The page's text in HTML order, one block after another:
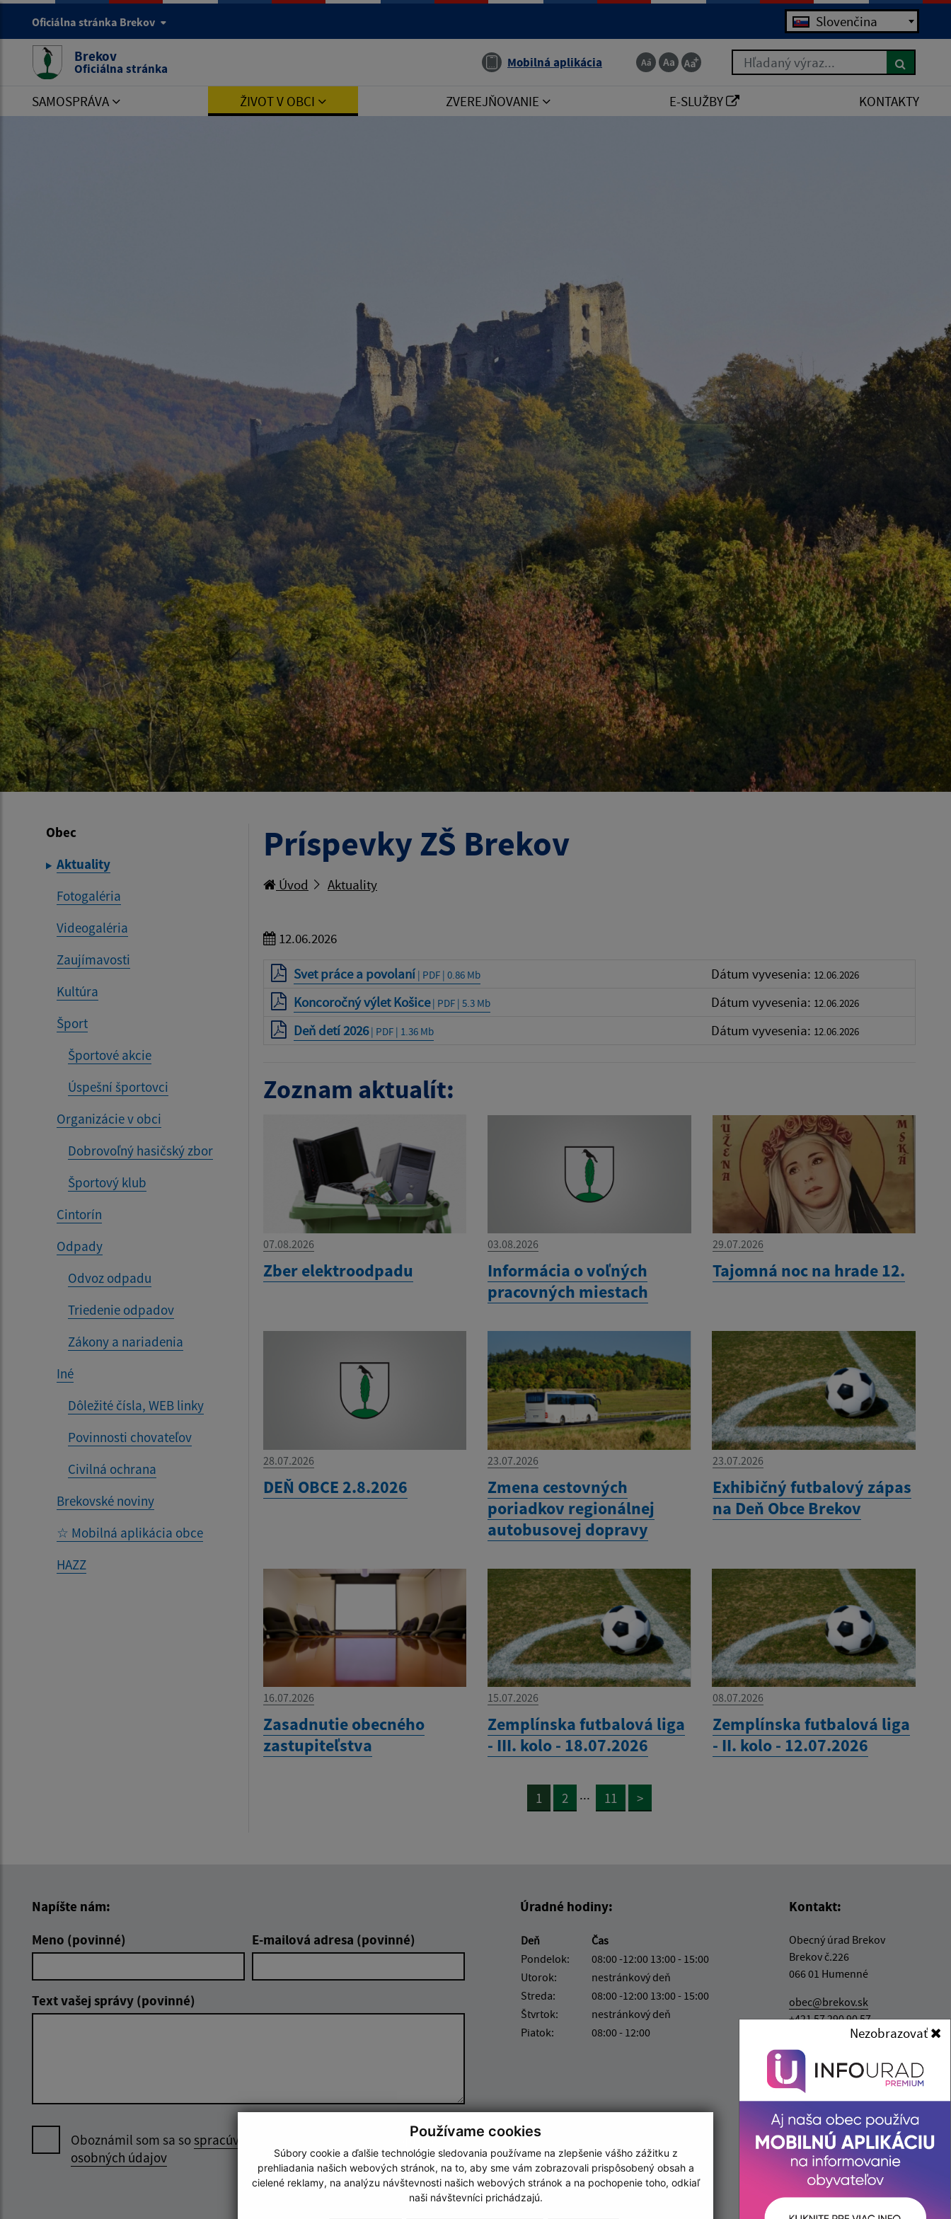
Používame cookies
Súbory cookie a ďalšie technológie sledovania používame na zlepšenie vášho zážitku z
prehliadania našich webových stránok, na to, aby sme vám zobrazovali prispôsobený obsah a
cielené reklamy, na analýzu návštevnosti našich webových stránok a na pochopenie toho, odkiaľ
naši návštevníci prichádzajú.
Oficiálna stránka Brekov Slovenčina
Brekov
Oficiálna stránka Mobilná aplikácia Hľadaný výraz...
SAMOSPRÁVA ŽIVOT V OBCI ZVEREJŇOVANIE E-SLUŽBY KONTAKTY
Obec
Aktuality
Fotogaléria
Videogaléria
Zaujímavosti
Kultúra
Šport
Športové akcie
Úspešní športovci
Organizácie v obci
Dobrovoľný hasičský zbor
Športový klub
Cintorín
Odpady
Odvoz odpadu
Triedenie odpadov
Zákony a nariadenia
Iné
Dôležité čísla, WEB linky
Povinnosti chovateľov
Civilná ochrana
Brekovské noviny
☆ Mobilná aplikácia obce
HAZZ
Príspevky ZŠ Brekov
Úvod Aktuality
12.06.2026
Svet práce a povolaní| PDF | 0.86 Mb Dátum vyvesenia: 12.06.2026
Koncoročný výlet Košice| PDF | 5.3 Mb Dátum vyvesenia: 12.06.2026
Deň detí 2026| PDF | 1.36 Mb Dátum vyvesenia: 12.06.2026
Zoznam aktualít:
07.08.2026
Zber elektroodpadu
03.08.2026
Informácia o voľných
pracovných miestach
29.07.2026
Tajomná noc na hrade 12.
28.07.2026
DEŇ OBCE 2.8.2026
23.07.2026
Zmena cestovných
poriadkov regionálnej
autobusovej dopravy
23.07.2026
Exhibičný futbalový zápas
na Deň Obce Brekov
16.07.2026
Zasadnutie obecného
zastupiteľstva
15.07.2026
Zemplínska futbalová liga
- III. kolo - 18.07.2026
08.07.2026
Zemplínska futbalová liga
- II. kolo - 12.07.2026
1 2 ... 11 >
Napíšte nám:
Meno (povinné)
E-mailová adresa (povinné)
Text vašej správy (povinné)
Oboznámil som sa sospracúvaním
osobných údajov
Google reCaptcha Response
Odoslať správu
Úradné hodiny:
Deň
Čas
Pondelok:
08:00 -12:00 13:00 - 15:00
Utorok:
nestránkový deň
Streda:
08:00 -12:00 13:00 - 15:00
Štvrtok:
nestránkový deň
Piatok:
08:00 - 12:00
Kontakt:
Obecný úrad Brekov
Brekov č.226
066 01 Humenné
obec@brekov.sk
+421 57 290 90 57
IČO: 00322831
Nezobrazovať